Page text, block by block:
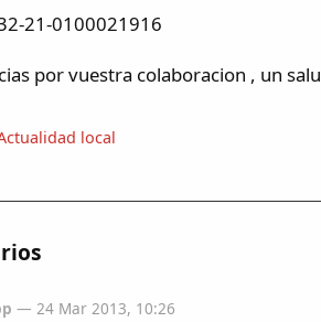
21-0100021916
por vuestra colaboracion , un
local
— 24 Mar 2013, 10:26